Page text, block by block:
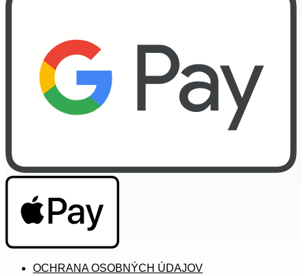
OCHRANA OSOBNÝCH ÚDAJOV